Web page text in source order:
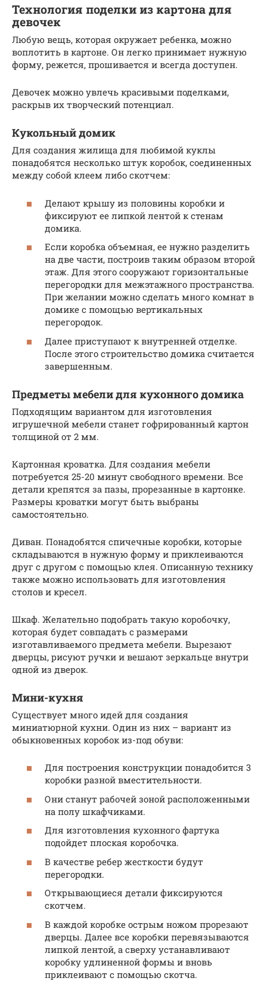
Технология поделки из картона для
девочек
Любую вещь, которая окружает ребенка, можно
воплотить в картоне. Он легко принимает нужную
форму, режется, прошивается и всегда доступен.
Девочек можно увлечь красивыми поделками,
раскрыв их творческий потенциал.
Кукольный домик
Для создания жилища для любимой куклы
понадобятся несколько штук коробок, соединенных
между собой клеем либо скотчем:
Делают крышу из половины коробки и
фиксируют ее липкой лентой к стенам
домика.
Если коробка объемная, ее нужно разделить
на две части, построив таким образом второй
этаж. Для этого сооружают горизонтальные
перегородки для межэтажного пространства.
При желании можно сделать много комнат в
домике с помощью вертикальных
перегородок.
Далее приступают к внутренней отделке.
После этого строительство домика считается
завершенным.
Предметы мебели для кухонного домика
Подходящим вариантом для изготовления
игрушечной мебели станет гофрированный картон
толщиной от 2 мм.
Картонная кроватка. Для создания мебели
потребуется 25-20 минут свободного времени. Все
детали крепятся за пазы, прорезанные в картонке.
Размеры кроватки могут быть выбраны
самостоятельно.
Диван. Понадобятся спичечные коробки, которые
складываются в нужную форму и приклеиваются
друг с другом с помощью клея. Описанную технику
также можно использовать для изготовления
столов и кресел.
Шкаф. Желательно подобрать такую коробочку,
которая будет совпадать с размерами
изготавливаемого предмета мебели. Вырезают
дверцы, рисуют ручки и вешают зеркальце внутри
одной из дверок.
Мини-кухня
Существует много идей для создания
миниатюрной кухни. Один из них – вариант из
обыкновенных коробок из-под обуви:
Для построения конструкции понадобится 3
коробки разной вместительности.
Они станут рабочей зоной расположенными
на полу шкафчиками.
Для изготовления кухонного фартука
подойдет плоская коробочка.
В качестве ребер жесткости будут
перегородки.
Открывающиеся детали фиксируются
скотчем.
В каждой коробке острым ножом прорезают
дверцы. Далее все коробки перевязываются
липкой лентой, а сверху устанавливают
коробку удлиненной формы и вновь
приклеивают с помощью скотча.